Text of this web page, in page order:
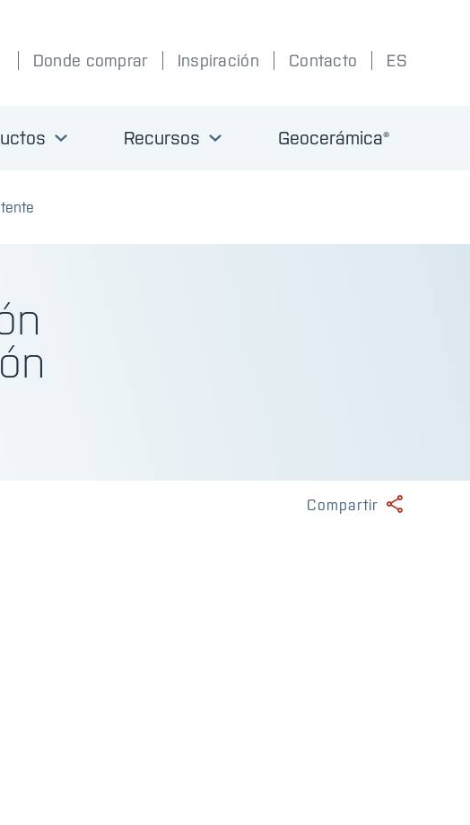
Donde comprar Inspiración Contacto ES
Recursos Geocerámica®
Compartir